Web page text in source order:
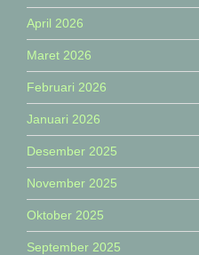
April 2026
Maret 2026
Februari 2026
Januari 2026
Desember 2025
November 2025
Oktober 2025
September 2025